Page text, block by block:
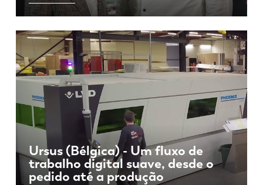
Ursus (Bélgica) - Um fluxo de
trabalho digital suave, desde o
pedido até a produção